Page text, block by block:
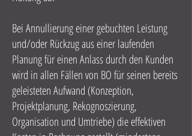
Bei Annullierung einer gebuchten Leistung
und/oder Rückzug aus einer laufenden
Planung für einen Anlass durch den Kunden
wird in allen Fällen von BO für seinen bereits
geleisteten Aufwand (Konzeption,
Projektplanung, Rekognoszierung,
Organisation und Umtriebe) die effektiven